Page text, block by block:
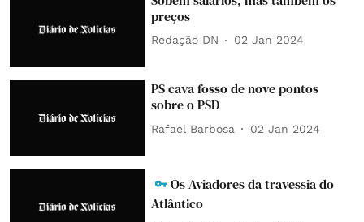
preços
Redação DN 02 Jan 2024
PS cava fosso de nove pontos
sobre o PSD
Rafael Barbosa 02 Jan 2024
Os Aviadores da travessia do
Atlântico